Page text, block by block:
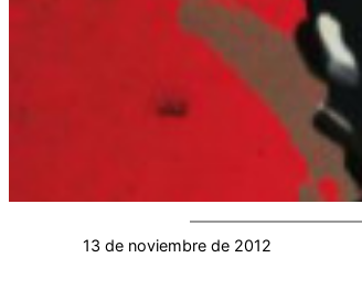
13 de noviembre de 2012